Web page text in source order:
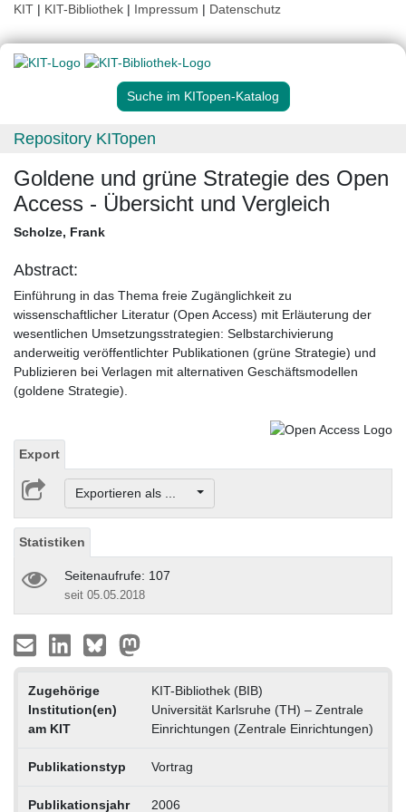
KIT | KIT-Bibliothek | Impressum | Datenschutz
Suche im KITopen-Katalog
Repository KITopen
Goldene und grüne Strategie des Open
Access - Übersicht und Vergleich
Scholze, Frank
Abstract:
Einführung in das Thema freie Zugänglichkeit zu
wissenschaftlicher Literatur (Open Access) mit Erläuterung der
wesentlichen Umsetzungsstrategien: Selbstarchivierung
anderweitig veröffentlichter Publikationen (grüne Strategie) und
Publizieren bei Verlagen mit alternativen Geschäftsmodellen
(goldene Strategie).
Export
Exportieren als ...
Statistiken
Seitenaufrufe: 107
seit 05.05.2018
Zugehörige
Institution(en)
am KIT
KIT-Bibliothek (BIB)
Universität Karlsruhe (TH) – Zentrale
Einrichtungen (Zentrale Einrichtungen)
Publikationstyp Vortrag
Publikationsjahr 2006